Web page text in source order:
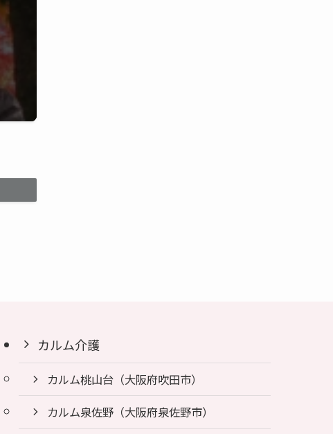
カルム介護
カルム桃山台（大阪府吹田市）
カルム泉佐野（大阪府泉佐野市）